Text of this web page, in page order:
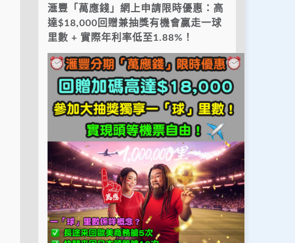
滙豐「萬應錢」網上申請限時優惠：高
達$18,000回贈兼抽獎有機會贏走一球
里數 + 實際年利率低至1.88%！